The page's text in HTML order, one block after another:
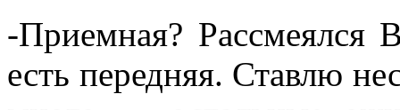
-Приемная?
есть передняя. Ставлю